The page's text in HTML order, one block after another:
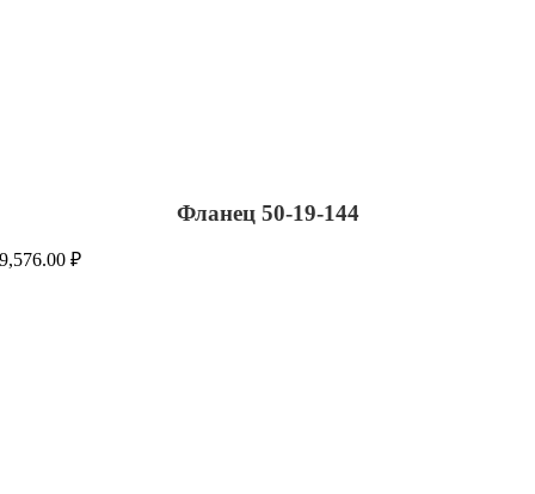
Фланец 50-19-144
9,576.00₽